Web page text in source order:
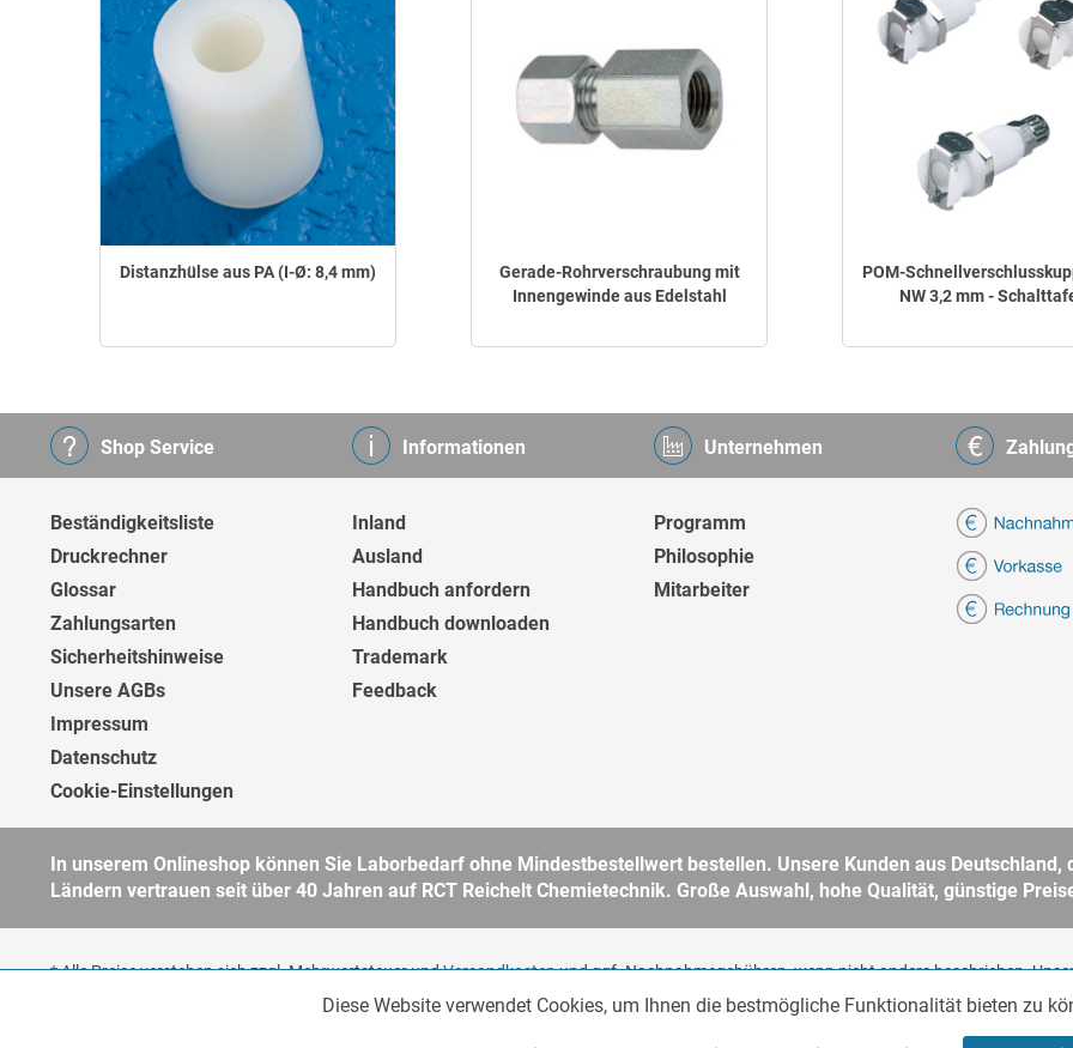
Distanzhülse aus PA (I-Ø: 8,4 mm)
Gerade-Rohrverschraubung mit
Innengewinde aus Edelstahl
POM-
NW 3,2 mm -
Shop Service
Beständigkeitsliste
Druckrechner
Glossar
Zahlungsarten
Sicherheitshinweise
Unsere AGBs
Impressum
Datenschutz
Cookie-Einstellungen
Informationen
Inland
Ausland
Handbuch anfordern
Handbuch downloaden
Trademark
Feedback
Unternehmen
Programm
Philosophie
Mitarbeiter
In unserem Onlineshop können Sie Laborbedarf ohne Mindestbestellwert bestellen. Unsere Kunden aus
Ländern vertrauen seit über 40 Jahren auf RCT Reichelt Chemietechnik. Große Auswahl, hohe Qualität, günstige
* Alle Preise verstehen sich zzgl. Mehrwertsteuer undVersandkostenund ggf. Nachnahmegebühren, wenn nicht anders beschrieben.
Unternehmer, öffentliche Institute und andere gewerbliche Kunden im Sinne des § 14 BGB. Kein Verkauf an Verbraucher im Sinne des § 13
für weitere Informationen.Diese Website verwendet Cookies, um Ihnen die bestmögliche Funktionalität bieten zu